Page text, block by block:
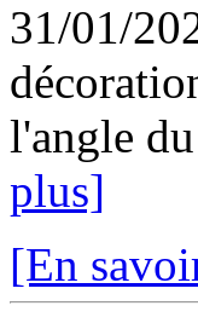
31/01/
l'angle
plus]
[En